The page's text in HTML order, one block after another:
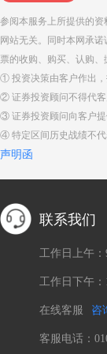
参阅本服务上所提供的
网站无关。同时本网承
票的收购、购买、认购、
① 投资决策由客户作出，
② 证券投资顾问不得代客
③ 证券投资顾问向客户
④ 特定区间历史战绩不
声明函
联系我们
工作日上午：
工作日下午：
在线客服 咨
客服电话：